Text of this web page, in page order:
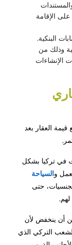
الإقامة
البنكية.
وذلك من
الإنشاءات
قيمة العقار بعد
في تركيا بشكل
والسياحة
حتى
أن ينخفض لأن
التركي الذي